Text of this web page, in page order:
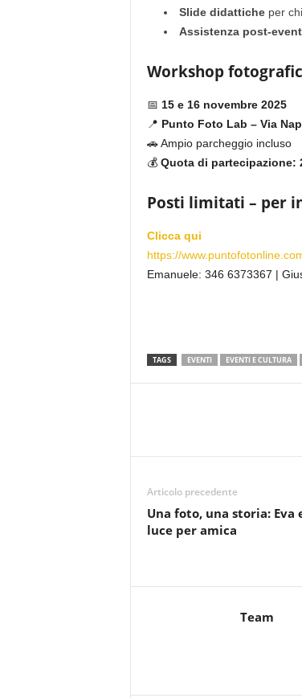
Slide didatticheper
Assistenza post-
Workshop
📅 15 e 16 novembre 2025
📍 Punto Foto Lab – Via
🚗 Ampio parcheggio incluso
💰 Quota di partecipazione:
Posti limitati – per
Clicca qui
https://
Emanuele: 346 6373367 |
TAGS EVENTI EVENTI E CULTURA
Articolo precedente
Una foto, una storia: Eva
luce per amica
Team